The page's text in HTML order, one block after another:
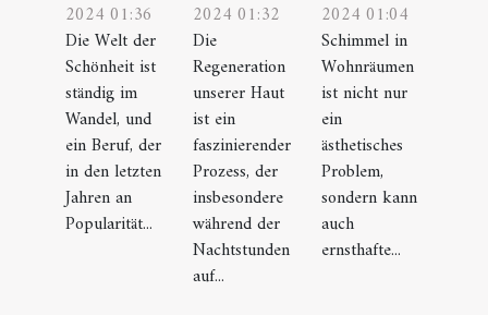
2024 01:36
Die Welt der
Schönheit ist
ständig im
Wandel, und
ein Beruf, der
in den letzten
Jahren an
Popularität...
2024 01:32
Die
Regeneration
unserer Haut
ist ein
faszinierender
Prozess, der
insbesondere
während der
Nachtstunden
auf...
2024 01:04
Schimmel in
Wohnräumen
ist nicht nur
ein
ästhetisches
Problem,
sondern kann
auch
ernsthafte...